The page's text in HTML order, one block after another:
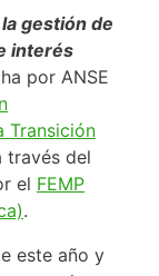
gestión de
interés
por ANSE
Transición
través del
el FEMP
.
este año y